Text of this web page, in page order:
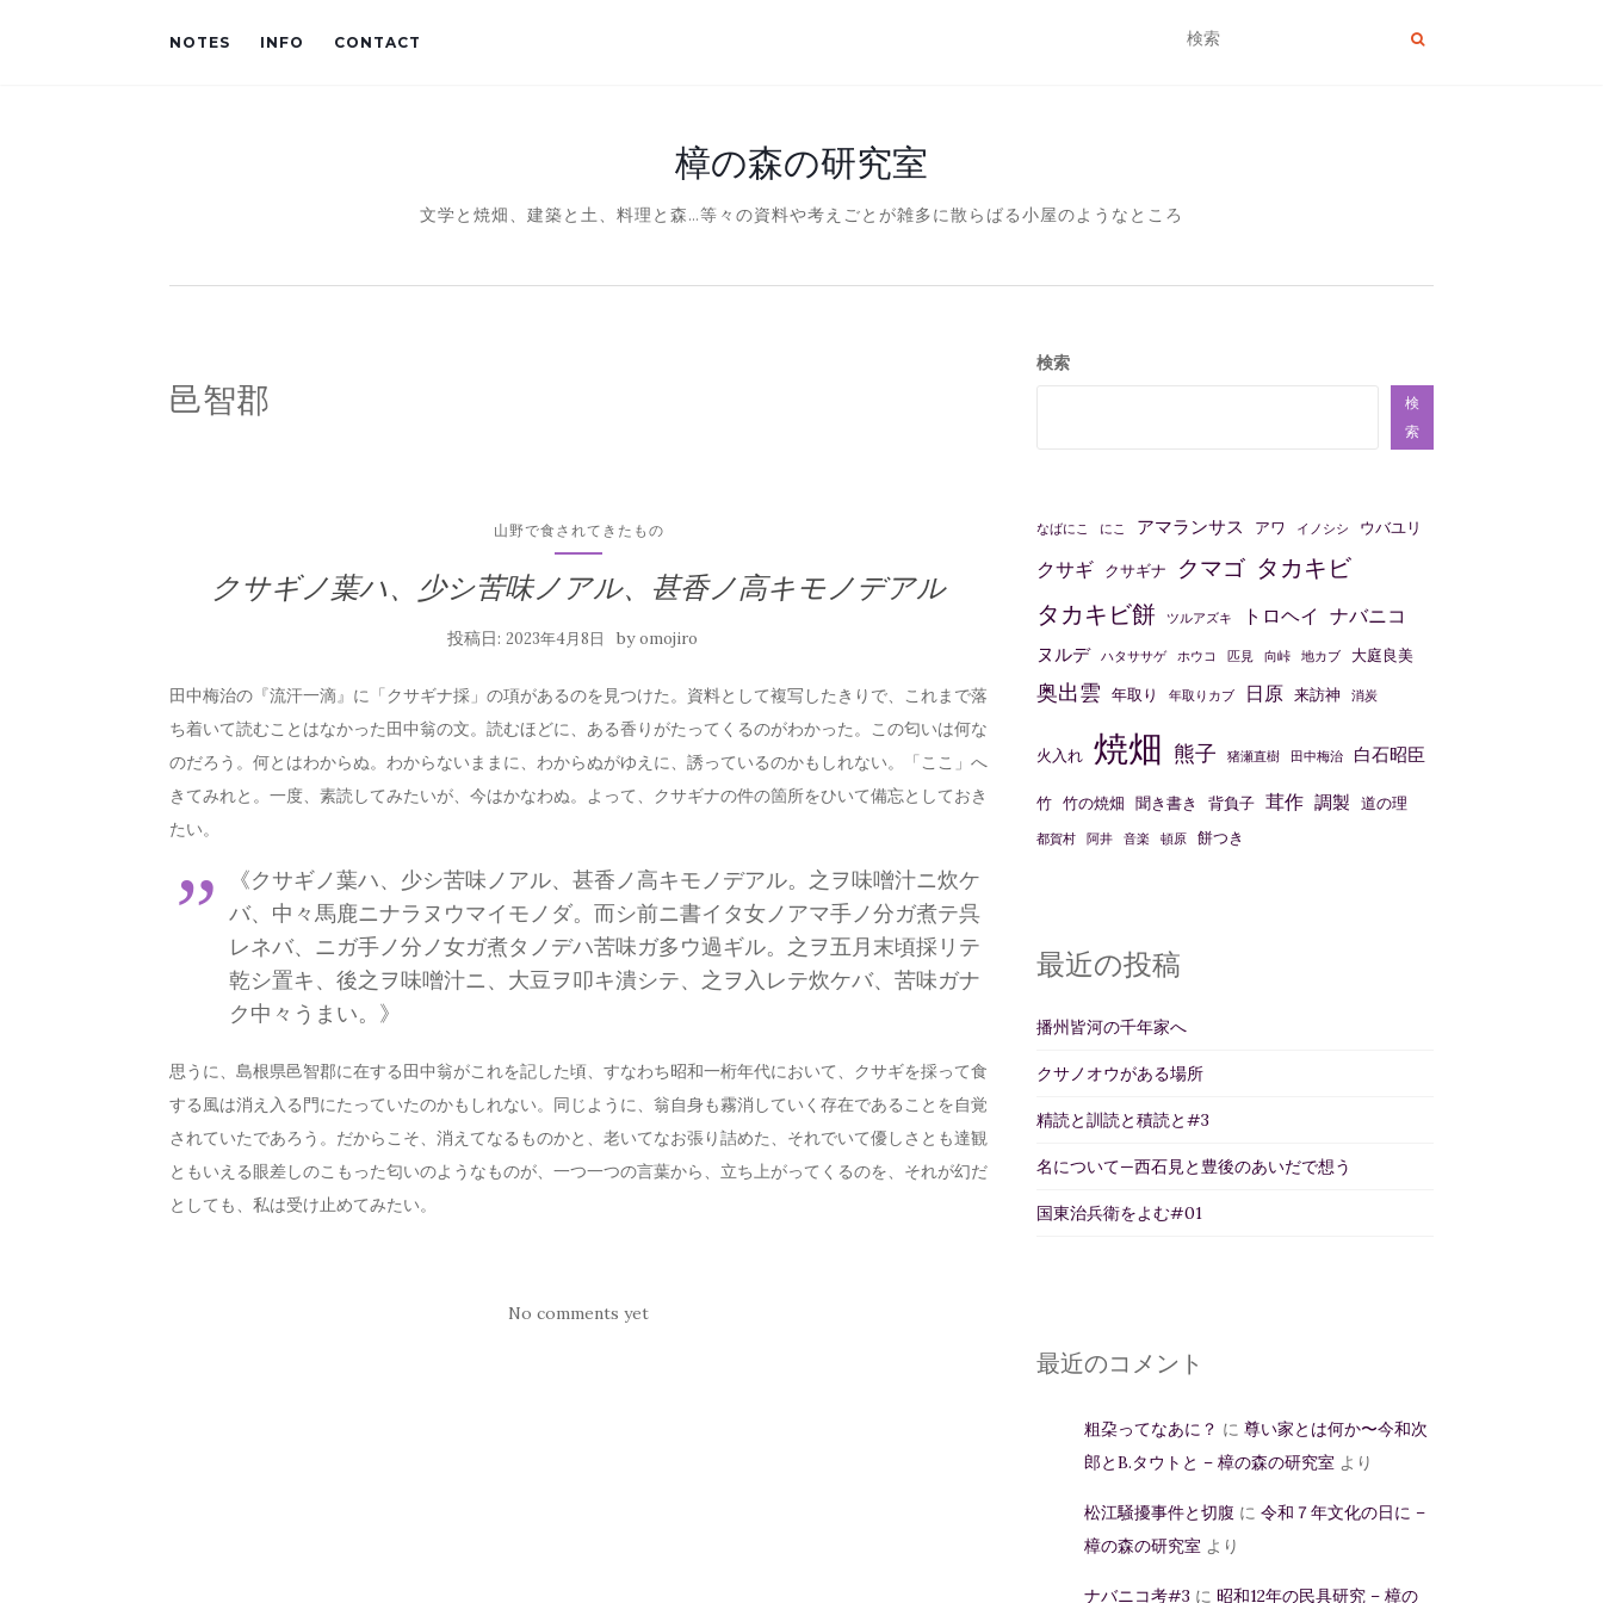
NOTES INFO CONTACT
樟の森の研究室
文学と焼畑、建築と土、料理と森…等々の資料や考えごとが雑多に散らばる小屋のようなところ
邑智郡
山野で食されてきたもの
クサギノ葉ハ、少シ苦味ノアル、甚香ノ高キモノデアル
投稿日:2023年4月8日 byomojiro
田中梅治の『流汗一滴』に「クサギナ採」の項があるのを見つけた。資料として複写したきりで、これまで落
ち着いて読むことはなかった田中翁の文。読むほどに、ある香りがたってくるのがわかった。この匂いは何な
のだろう。何とはわからぬ。わからないままに、わからぬがゆえに、誘っているのかもしれない。「ここ」へ
きてみれと。一度、素読してみたいが、今はかなわぬ。よって、クサギナの件の箇所をひいて備忘としておき
たい。
《クサギノ葉ハ、少シ苦味ノアル、甚香ノ高キモノデアル。之ヲ味噌汁ニ炊ケ
バ、中々馬鹿ニナラヌウマイモノダ。而シ前ニ書イタ女ノアマ手ノ分ガ煮テ呉
レネバ、ニガ手ノ分ノ女ガ煮タノデハ苦味ガ多ウ過ギル。之ヲ五月末頃採リテ
乾シ置キ、後之ヲ味噌汁ニ、大豆ヲ叩キ潰シテ、之ヲ入レテ炊ケバ、苦味ガナ
ク中々うまい。》
思うに、島根県邑智郡に在する田中翁がこれを記した頃、すなわち昭和一桁年代において、クサギを採って食
する風は消え入る門にたっていたのかもしれない。同じように、翁自身も霧消していく存在であることを自覚
されていたであろう。だからこそ、消えてなるものかと、老いてなお張り詰めた、それでいて優しさとも達観
ともいえる眼差しのこもった匂いのようなものが、一つ一つの言葉から、立ち上がってくるのを、それが幻だ
としても、私は受け止めてみたい。
No comments yet
検索
検
索
なばにこ にこ アマランサス アワ イノシシ ウバユリ
クサギ クサギナ クマゴ タカキビ
タカキビ餅
ツルアズキ トロヘイ ナバニコ
ヌルデ ハタササゲ ホウコ 匹見 向峠 地カブ 大庭良美
奥出雲 年取り 年取りカブ 日原 来訪神 消炭
火入れ 焼畑 熊子 猪瀬直樹 田中梅治 白石昭臣
竹 竹の焼畑 聞き書き 背負子 茸作 調製 道の理
都賀村 阿井 音楽 頓原 餅つき
最近の投稿
播州皆河の千年家へ
クサノオウがある場所
精読と訓読と積読と#3
名について—西石見と豊後のあいだで想う
国東治兵衛をよむ#01
最近のコメント
粗朶ってなあに？ に 尊い家とは何か〜今和次
郎とB.タウトと – 樟の森の研究室 より
松江騒擾事件と切腹 に 令和７年文化の日に –
樟の森の研究室 より
ナバニコ考#3 に 昭和12年の民具研究 – 樟の